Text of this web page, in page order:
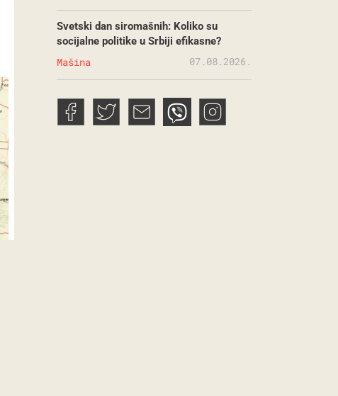
Svetski dan siromašnih: Koliko su
socijalne politike u Srbiji efikasne?
Mašina 07.08.2026.